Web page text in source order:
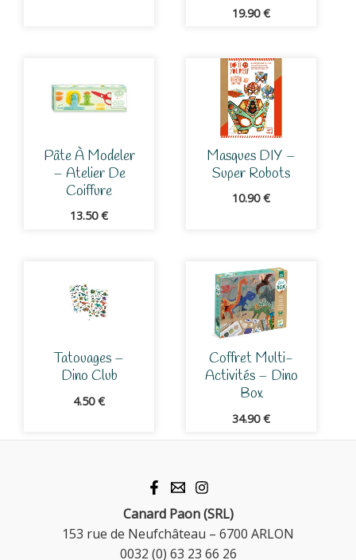
19.90€
Pâte À Modeler
– Atelier De
Coiffure
13.50€
Masques DIY –
Super Robots
10.90€
Tatouages –
Dino Club
4.50€
Coffret Multi-
Activités – Dino
Box
34.90€
Canard Paon (SRL)
153 rue de Neufchâteau – 6700 ARLON
0032 (0) 63 23 66 26